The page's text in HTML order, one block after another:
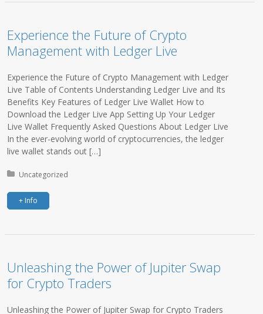
Experience the Future of Crypto
Management with Ledger Live
Experience the Future of Crypto Management with Ledger
Live Table of Contents Understanding Ledger Live and Its
Benefits Key Features of Ledger Live Wallet How to
Download the Ledger Live App Setting Up Your Ledger
Live Wallet Frequently Asked Questions About Ledger Live
In the ever-evolving world of cryptocurrencies, the ledger
live wallet stands out […]
Posted in:
Uncategorized
+ Info
Unleashing the Power of Jupiter Swap
for Crypto Traders
Unleashing the Power of Jupiter Swap for Crypto Traders